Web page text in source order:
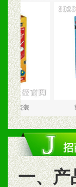
装 凯柔
一、产